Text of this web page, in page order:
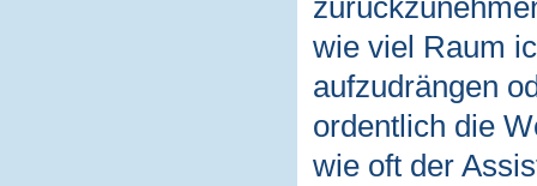
wie viel Raum
aufzudrängen
ordentlich die
wie oft der